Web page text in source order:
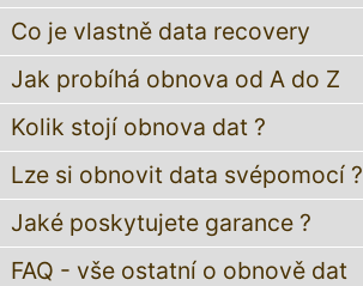
Co je vlastně data recovery
Jak probíhá obnova od A do Z
Kolik stojí obnova dat ?
Lze si obnovit data svépomocí ?
Jaké poskytujete garance ?
FAQ - vše ostatní o obnově dat